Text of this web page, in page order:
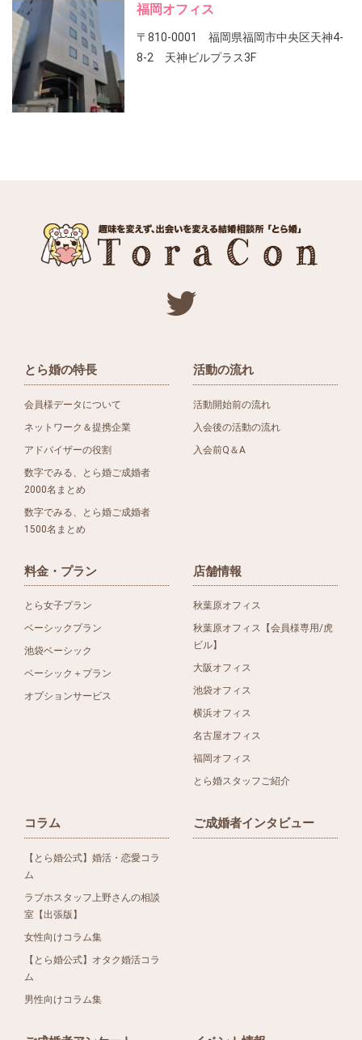
福岡オフィス
〒810-0001 福岡県福岡市中央区天神4-
8-2 天神ビルプラス3F
とら婚の特長
会員様データについて
ネットワーク＆提携企業
アドバイザーの役割
数字でみる、とら婚ご成婚者
2000名まとめ
数字でみる、とら婚ご成婚者
1500名まとめ
活動の流れ
活動開始前の流れ
入会後の活動の流れ
入会前Q＆A
料金・プラン
とら女子プラン
ベーシックプラン
池袋ベーシック
ベーシック＋プラン
オプションサービス
店舗情報
秋葉原オフィス
秋葉原オフィス【会員様専用/虎
ビル】
大阪オフィス
池袋オフィス
横浜オフィス
名古屋オフィス
福岡オフィス
とら婚スタッフご紹介
コラム
【とら婚公式】婚活・恋愛コラ
ム
ラブホスタッフ上野さんの相談
室【出張版】
女性向けコラム集
【とら婚公式】オタク婚活コラ
ム
男性向けコラム集
ご成婚者インタビュー